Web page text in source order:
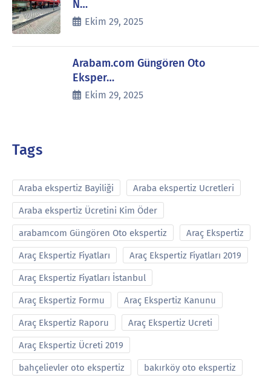
N…
Ekim 29, 2025
Arabam.com Güngören Oto
Eksper…
Ekim 29, 2025
Tags
Araba ekspertiz Bayiliği Araba ekspertiz Ucretleri
Araba ekspertiz Ücretini Kim Öder
arabamcom Güngören Oto ekspertiz Araç Ekspertiz
Araç Ekspertiz Fiyatları Araç Ekspertiz Fiyatları 2019
Araç Ekspertiz Fiyatları İstanbul
Araç Ekspertiz Formu Araç Ekspertiz Kanunu
Araç Ekspertiz Raporu Araç Ekspertiz Ucreti
Araç Ekspertiz Ücreti 2019
bahçelievler oto ekspertiz bakırköy oto ekspertiz